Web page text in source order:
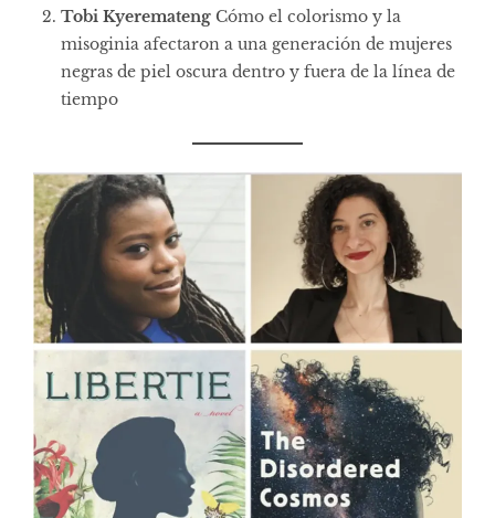
Tobi Kyeremateng Cómo el colorismo y la
misoginia afectaron a una generación de mujeres
negras de piel oscura dentro y fuera de la línea de
tiempo